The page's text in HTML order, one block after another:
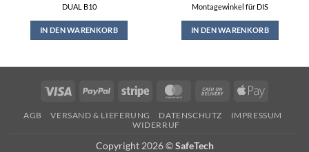
DUAL B10
IN DEN WARENKORB
Montagewinkel für DIS
IN DEN WARENKORB
Visa PayPal Stripe MasterCardCash
Delivery
Apple
AGB VERSAND & LIEFERUNG DATENSCHUTZ
IMPRESSUM
WIDERRUF
Copyright 2026 ©SafeTech